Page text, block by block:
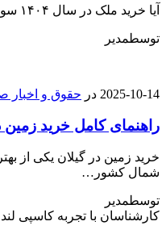
آیا خرید ملک در سال ۱۴۰۴ سودآور است؟ پاسخ کوتاه: بله، اما…
توسطمدیر
2025-10-14 در حقوق و اخبار
راهنمای کامل خرید زمین
خرید زمین در گیلان یکی از
شمال کشور…
توسطمدیر
کارشناسان با تجربه کاسپی لند